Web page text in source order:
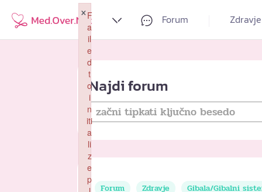
Forum Zdravje
Najdi forum
Forum Zdravje Gibala/Gibalni
F
a
il
e
d
t
o
i
n
iti
a
li
z
e
p
×